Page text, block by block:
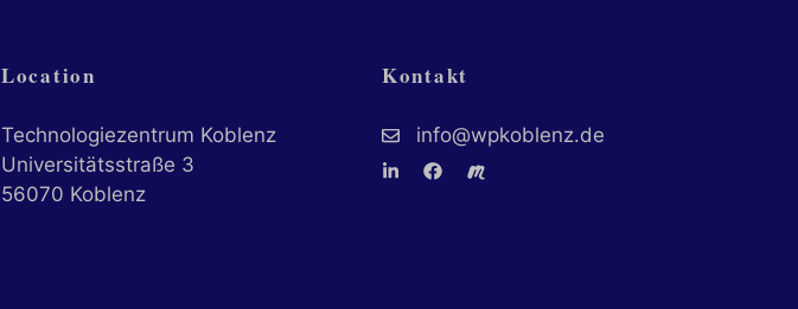
Location
Technologiezentrum Koblenz
Universitätsstraße 3
56070 Koblenz
Kontakt
info@wpkoblenz.de